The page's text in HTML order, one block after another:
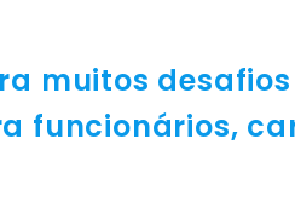
muitos
funcionários,